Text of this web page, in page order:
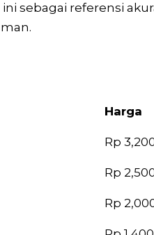
sebagai referensi
Harga
Harga
Rp
Rp
Rp